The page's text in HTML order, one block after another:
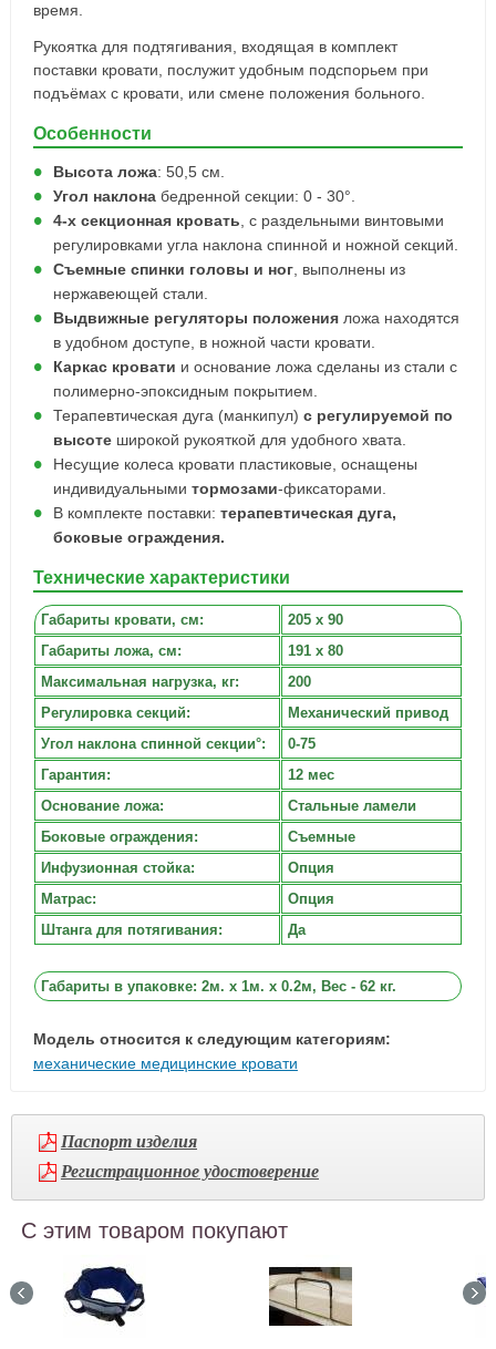
время.
Рукоятка для подтягивания, входящая в комплект
поставки кровати, послужит удобным подспорьем при
подъёмах с кровати, или смене положения больного.
Особенности
Высота ложа: 50,5 см.
Угол наклонабедренной секции: 0 - 30°.
4-х секционная кровать , с раздельными винтовыми
регулировками угла наклона спинной и ножной секций.
Съемные спинки головы и ног, выполнены из
нержавеющей стали.
Выдвижные регуляторы положенияложа находятся
в удобном доступе, в ножной части кровати.
Каркас кровати и основание ложа сделаны из стали с
полимерно-эпоксидным покрытием.
Терапевтическая дуга (манкипул) с регулируемой по
высотеширокой рукояткой для удобного хвата.
Несущие колеса кровати пластиковые, оснащены
индивидуальными тормозами-фиксаторами.
В комплекте поставки: терапевтическая дуга,
боковые ограждения.
Технические характеристики
Габариты кровати, cм:
205 х 90
Габариты ложа, см:
191 х 80
Максимальная нагрузка, кг:
200
Регулировка секций:
Механический привод
Угол наклона спинной секции°:
0-75
Гарантия:
12 мес
Основание ложа:
Стальные ламели
Боковые ограждения:
Съемные
Инфузионная стойка:
Опция
Матрас:
Опция
Штанга для потягивания:
Да
Габариты в упаковке: 2м. x 1м. x 0.2м, Вес - 62 кг.
Модель относится к следующим категориям:
механические медицинские кровати
Паспорт изделия
Регистрационное удостоверение
С этим товаром покупают